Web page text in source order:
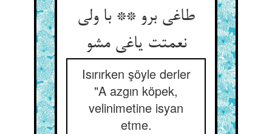
طاغی برو ** با ولی
نعمتت یاغی مشو
Isırırken şöyle derler
"A azgın köpek,
velinimetine isyan
etme.